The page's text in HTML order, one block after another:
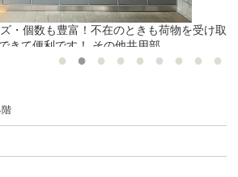
・個数も豊富！不在のときも荷物を受け取
きて便利です！ その他共用部